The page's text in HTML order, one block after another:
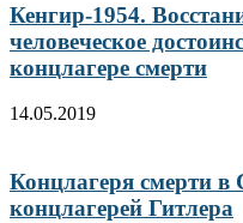
Кенгир-1954.
человеческое
концлагере смерти
14.05.2019
Концлагеря смерти
концлагерей Гитлера